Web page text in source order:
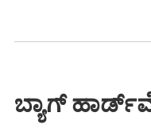
ಬ್ಯಾಗ್